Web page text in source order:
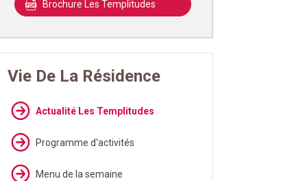
Brochure Les Templitudes
Vie De La Résidence
Actualité Les Templitudes
Programme d'activités
Menu de la semaine